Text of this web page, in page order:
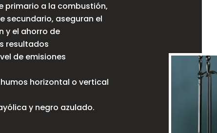
primario a la combustión,
secundario, aseguran el
y el ahorro de
resultados
de emisiones
horizontal o vertical
y negro azulado.